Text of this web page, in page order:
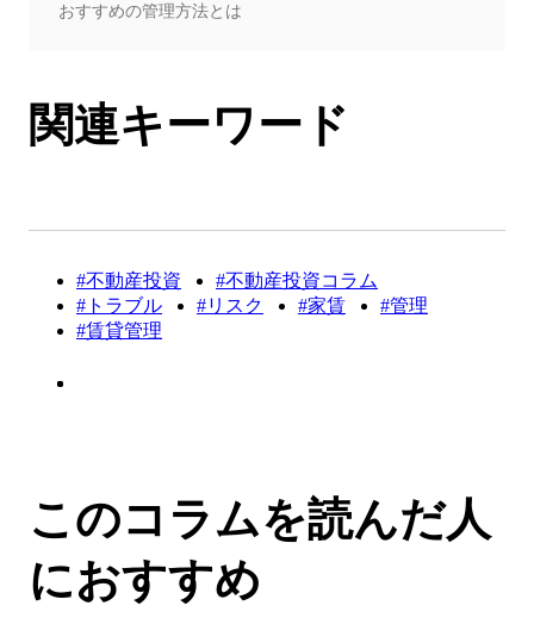
おすすめの管理方法とは
関連キーワード
#不動産投資
#不動産投資コラム
#トラブル
#リスク #家賃
#管理
#賃貸管理
このコラムを読んだ人
におすすめ